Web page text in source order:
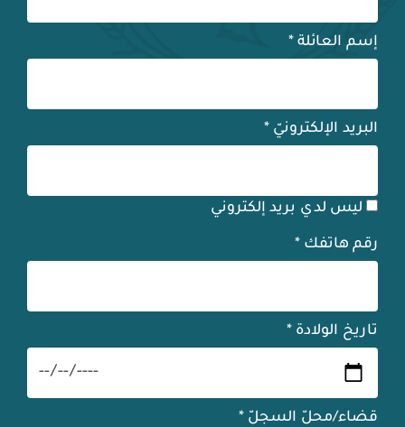
إسم العائلة *
البريد الإلكترونيّ *
ليس لدي بريد إلكتروني
رقم هاتفك *
تاريخ الولادة *
قضاء/محلّ السجلّ *